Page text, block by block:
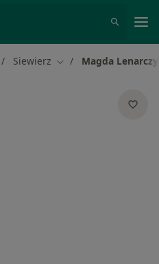
Siewierz Zmień miasto
Magda